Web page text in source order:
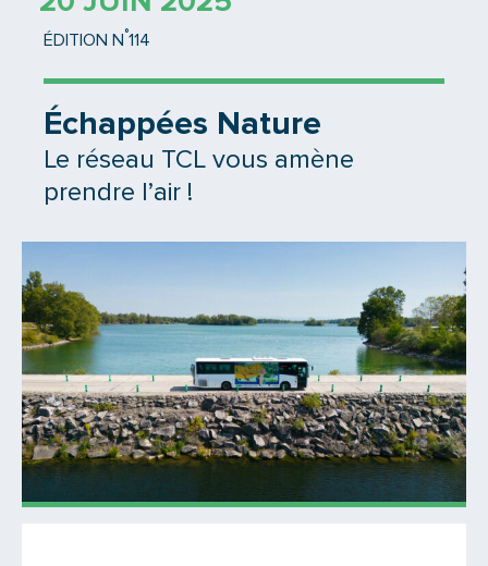
ÉDITION N °114
Échappées Nature
Le réseau TCL vous amène
prendre l’air !